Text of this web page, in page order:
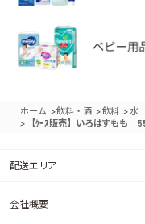
ホーム >飲料・酒 >飲料 >水
> 【ｹｰｽ販売】いろはすもも
配送エリア
会社概要